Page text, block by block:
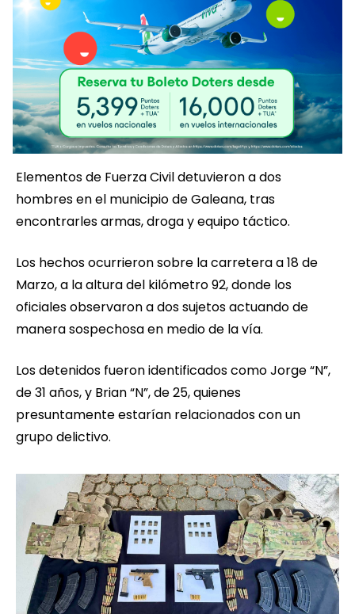
Elementos de Fuerza Civil detuvieron a dos
hombres en el municipio de Galeana, tras
encontrarles armas, droga y equipo táctico.
Los hechos ocurrieron sobre la carretera a 18 de
Marzo, a la altura del kilómetro 92, donde los
oficiales observaron a dos sujetos actuando de
manera sospechosa en medio de la vía.
Los detenidos fueron identificados como Jorge “N”,
de 31 años, y Brian “N”, de 25, quienes
presuntamente estarían relacionados con un
grupo delictivo.